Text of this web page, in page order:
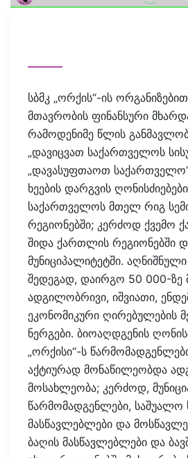
სბმკ „ორქის“-ის
მთავრობის ფინანსური
რამოდენიმე წლის
„დავიცვათ საქართველოს
„დავასუფთაოთ
ხეების დარგვის
საქართველოს მთელ რიგ
რეგიონებში; კერძოდ ქვემო
შიდა ქართლის რეგიონებში
მუნიციპალიტეტში.
შედეგად, დაირგო 50 000-ზე
ადგილობრივი, იშვიათი,
ეკონომიკური ღირებულების
ნერგები. ბიოაღდგენის
„ორქისი“-ს
აქტიურად მონაწილეობდა
მოსახლეობა; კერძოდ,
წარმომადგენლები,
მასწავლებლები და
ბაღის მასწავლებლები და